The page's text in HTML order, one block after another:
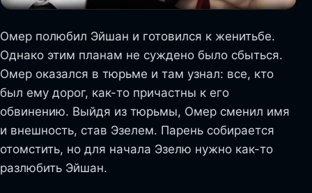
Омер полюбил Эйшан и готовился к женитьбе.
Однако этим планам не суждено было сбыться.
Омер оказался в тюрьме и там узнал: все, кто
был ему дорог, как-то причастны к его
обвинению. Выйдя из тюрьмы, Омер сменил имя
и внешность, став Эзелем. Парень собирается
отомстить, но для начала Эзелю нужно как-то
разлюбить Эйшан.